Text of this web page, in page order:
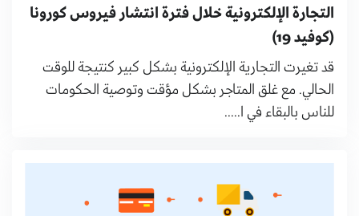
التجارة الإلكترونية خلال فترة انتشار فيروس كورونا
(كوفيد 19)
قد تغيرت التجارية الإلكترونية بشكل كبير كنتيجة للوقت
الحالي. مع غلق المتاجر بشكل مؤقت وتوصية الحكومات
للناس بالبقاء في ا.....